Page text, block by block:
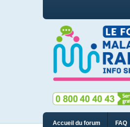
Accueil du forum FAQ